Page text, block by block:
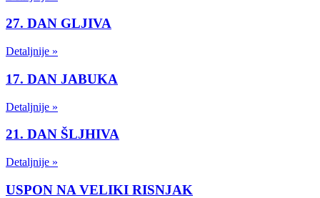
27. DAN GLJIVA
Detaljnije »
17. DAN JABUKA
Detaljnije »
21. DAN ŠLJHIVA
Detaljnije »
USPON NA VELIKI RISNJAK